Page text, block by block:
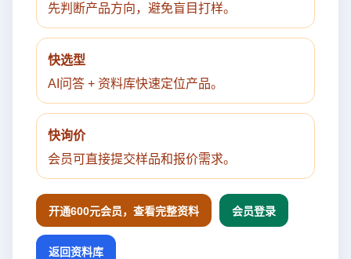
先判断产品方向，避免盲目打样。
快选型
AI问答 + 资料库快速定位产品。
快询价
会员可直接提交样品和报价需求。
开通600元会员，查看完整资料 会员登录
返回资料库